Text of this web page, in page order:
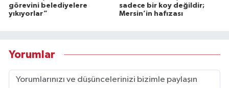
görevini belediyelere
yıkıyorlar”
sadece bir koy değildir;
Mersin’in hafızası
Yorumlar